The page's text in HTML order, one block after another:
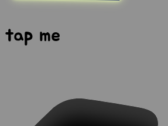
tap me